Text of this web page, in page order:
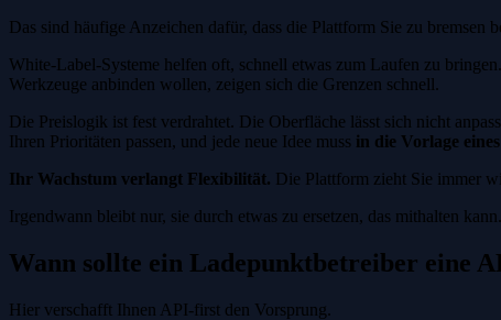
Das sind häufige Anzeichen dafür, dass die Plattform Sie zu bremsen
White-Label-Systeme helfen oft, schnell etwas zum Laufen zu
Werkzeuge anbinden wollen, zeigen sich die Grenzen schnell.
Die Preislogik ist fest verdrahtet. Die Oberfläche lässt sich nicht
Ihren Prioritäten passen, und jede neue Idee muss in die Vorlage
Ihr Wachstum verlangt Flexibilität. Die Plattform zieht Sie immer
Irgendwann bleibt nur, sie durch etwas zu ersetzen, das mithalten kann.
Wann sollte ein Ladepunktbetreiber eine
Hier verschafft Ihnen API-first den Vorsprung.